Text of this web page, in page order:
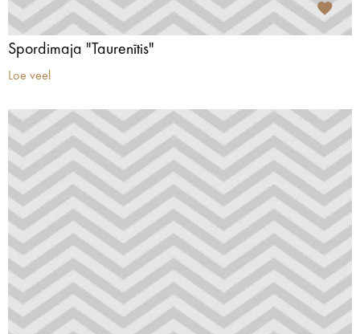
Spordimaja "Taurenītis"
Loe veel